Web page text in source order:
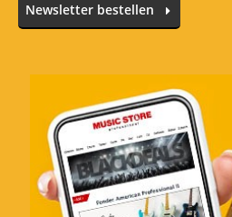
Newsletter bestellen